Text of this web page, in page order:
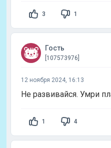
3 1
Гость
[107573976]
12 ноября 2024, 16:13
Не развивайся. Умри
1 4